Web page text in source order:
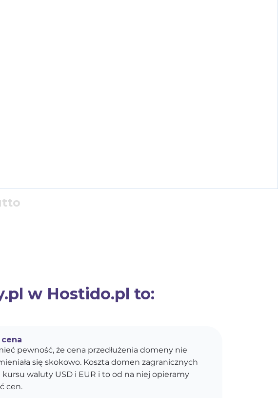
w Hostido.pl to:
pewność, że cena przedłużenia domeny nie
się skokowo. Koszta domen zagranicznych
kursu waluty USD i EUR i to od na niej opieramy
cen.